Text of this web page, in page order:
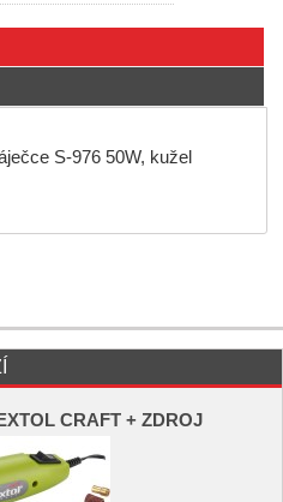
S-976 50W, kužel
CRAFT + ZDROJ